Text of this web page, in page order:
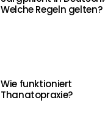
Welche Regeln gelten?
Wie funktioniert
Thanatopraxie?